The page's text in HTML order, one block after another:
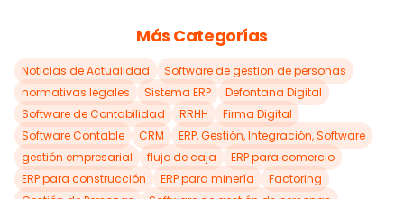
Más Categorías
Noticias de Actualidad
Software de gestion de personas
normativas legales
Sistema ERP
Defontana Digital
Software de Contabilidad
RRHH
Firma Digital
Software Contable
CRM
ERP, Gestión, Integración, Software
gestión empresarial
flujo de caja
ERP para comercio
ERP para construcción
ERP para minería
Factoring